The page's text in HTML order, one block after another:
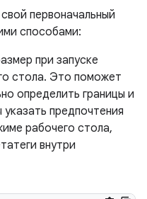
первоначальный
способами:
при запуске
стола. Это поможет
определить границы и
предпочтения
рабочего стола,
внутри